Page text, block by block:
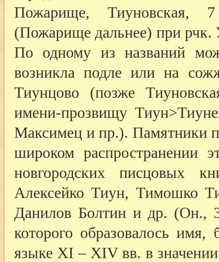
Пожарище, Тиуновская,
(Пожарище дальнее) при
По одному из названий
возникла подле или на
Тиунцово (позже
имени-прозвищу
Максимец и пр.). Памятники
широком распространении
новгородских писцовых
Алексейко Тиун, Тимошко
Данилов Болтин и др. (Он.,
которого образовалось имя,
языке XI – XIV вв. в